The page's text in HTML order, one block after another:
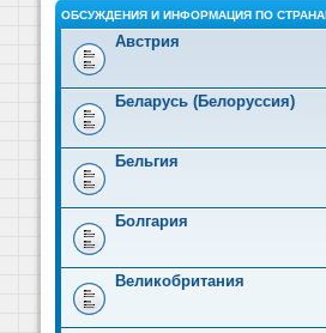
ОБСУЖДЕНИЯ И ИНФОРМАЦИЯ ПО
Австрия
Беларусь (Белоруссия)
Бельгия
Болгария
Великобритания